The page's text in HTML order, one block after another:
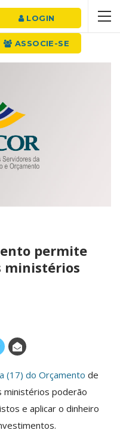
LOGIN
ASSOCIE-SE
permite
ministérios
(17) do Orçamento de
ministérios poderão
e aplicar o dinheiro